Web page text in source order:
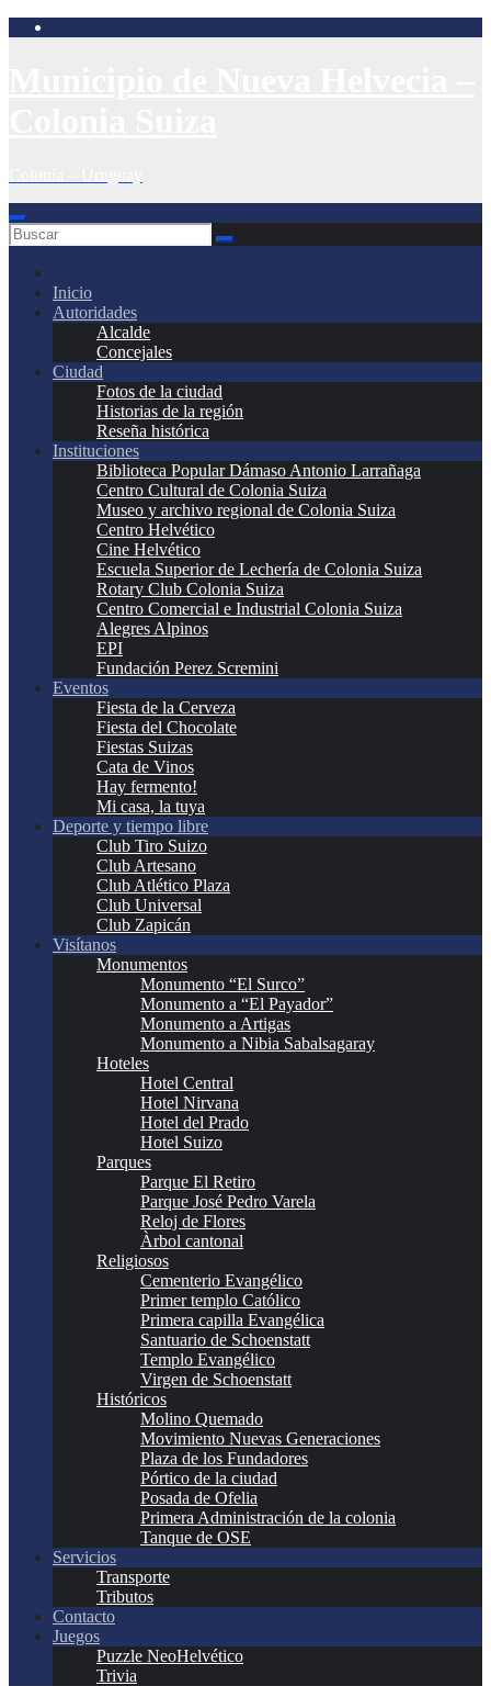
Saltar
Inicio
Autoridades
Alcalde
Concejales
Ciudad
Fotos de la ciudad
Historias de la región
Reseña histórica
Instituciones
Biblioteca Popular Dámaso Antonio Larrañaga
Centro Cultural de Colonia Suiza
Museo y archivo regional de Colonia Suiza
Centro Helvético
Cine Helvético
Escuela Superior de Lechería de Colonia Suiza
Rotary Club Colonia Suiza
Centro Comercial e Industrial Colonia Suiza
Alegres Alpinos
EPI
Fundación Perez Scremini
Eventos
Fiesta de la Cerveza
Fiesta del Chocolate
Fiestas Suizas
Cata de Vinos
Hay fermento!
Mi casa, la tuya
Deporte y tiempo libre
Club Tiro Suizo
Club Artesano
Club Atlético Plaza
Club Universal
Club Zapicán
Visítanos
Monumentos
Monumento “El Surco”
Monumento a “El Payador”
Monumento a Artigas
Monumento a Nibia Sabalsagaray
Hoteles
Hotel Central
Hotel Nirvana
Hotel del Prado
Hotel Suizo
Parques
Parque El Retiro
Parque José Pedro Varela
Reloj de Flores
Àrbol cantonal
Religiosos
Cementerio Evangélico
Primer templo Católico
Primera capilla Evangélica
Santuario de Schoenstatt
Templo Evangélico
Virgen de Schoenstatt
Históricos
Molino Quemado
Movimiento Nuevas Generaciones
Plaza de los Fundadores
Pórtico de la ciudad
Posada de Ofelia
Primera Administración de la colonia
Tanque de OSE
Servicios
Transporte
Tributos
Contacto
Juegos
Puzzle NeoHelvético
Trivia